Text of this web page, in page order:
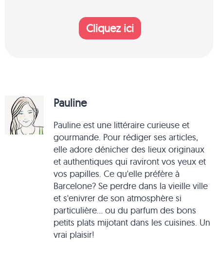
Cliquez ici
Pauline
Pauline est une littéraire curieuse et
gourmande. Pour rédiger ses articles,
elle adore dénicher des lieux originaux
et authentiques qui raviront vos yeux et
vos papilles. Ce qu'elle préfère à
Barcelone? Se perdre dans la vieille ville
et s'enivrer de son atmosphère si
particulière... ou du parfum des bons
petits plats mijotant dans les cuisines. Un
vrai plaisir!